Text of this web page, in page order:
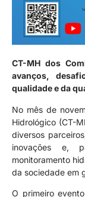
CT-MH dos
avanços,
qualidade e da
No mês de
Hidrológico (CT-
diversos
inovações e,
monitoramento
da sociedade em
O primeiro evento